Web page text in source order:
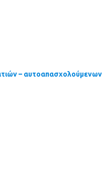
– αυτοαπασχολούμενων